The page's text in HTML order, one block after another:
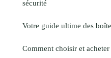
sécurité
Votre guide ultime des
Comment choisir et